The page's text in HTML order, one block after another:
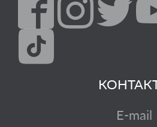
E-mail